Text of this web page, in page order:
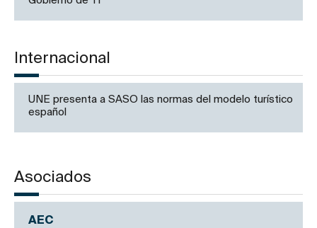
Internacional
UNE presenta a SASO las normas del modelo turístico
español
Asociados
AEC